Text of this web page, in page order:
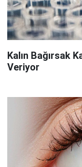
Kalın Bağırsak
Veriyor